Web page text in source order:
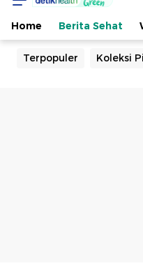
Home Berita Sehat
Terpopuler Koleksi